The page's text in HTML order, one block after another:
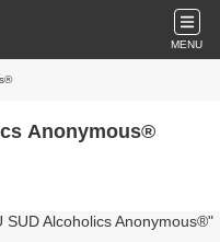
MENU
Anonymous®